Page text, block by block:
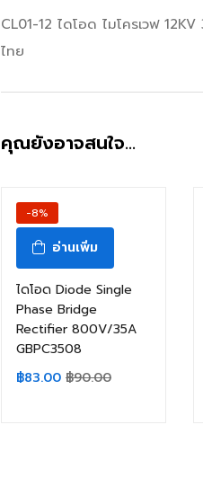
CL01-12 ไดโอด ไมโครเวฟ
ไทย
คุณยังอาจสนใจ…
-8%
อ่านเพิ่ม
ไดโอด Diode Single
Phase Bridge
Rectifier 800V/35A
GBPC3508
฿83.00 ฿90.00